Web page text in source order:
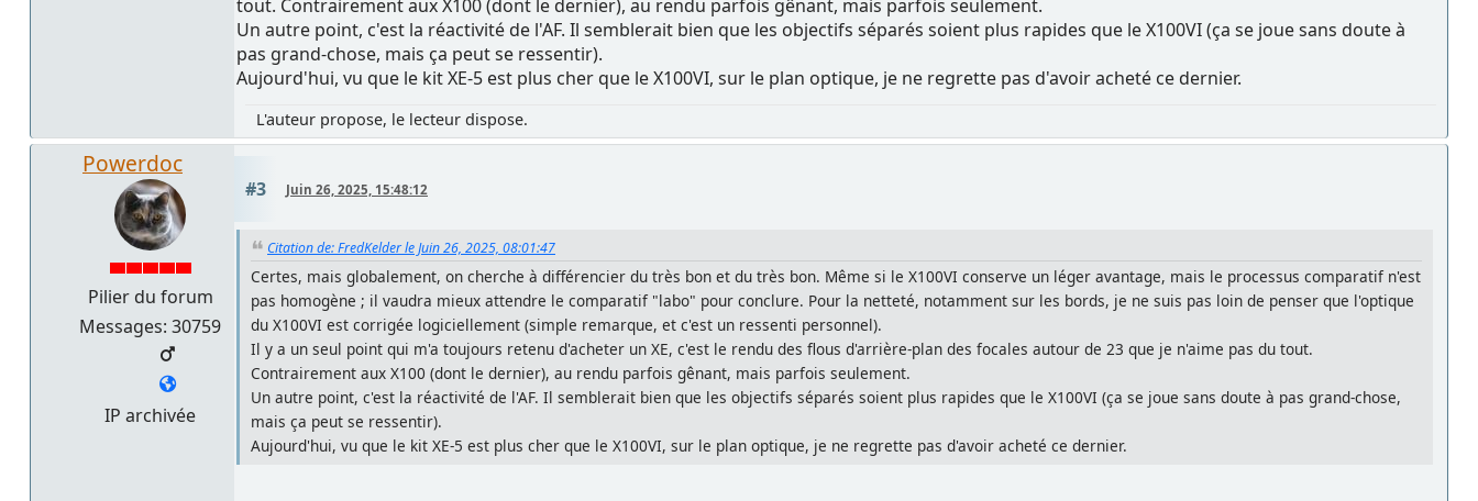
tout. Contrairement aux X100 (dont le dernier), au rendu parfois gênant, mais parfois seulement.
Un autre point, c'est la réactivité de l'AF. Il semblerait bien que les objectifs séparés soient plus rapides que le X100VI (ça se joue sans doute à
pas grand-chose, mais ça peut se ressentir).
Aujourd'hui, vu que le kit XE-5 est plus cher que le X100VI, sur le plan optique, je ne regrette pas d'avoir acheté ce dernier.
L'auteur propose, le lecteur dispose.
Powerdoc
Pilier du forum
Messages: 30759
IP archivée
#3 Juin 26, 2025, 15:48:12
Citation de: FredKelder le Juin 26, 2025, 08:01:47
Certes, mais globalement, on cherche à différencier du très bon et du très bon. Même si le X100VI conserve un léger avantage, mais le processus comparatif n'est
pas homogène ; il vaudra mieux attendre le comparatif "labo" pour conclure. Pour la netteté, notamment sur les bords, je ne suis pas loin de penser que l'optique
du X100VI est corrigée logiciellement (simple remarque, et c'est un ressenti personnel).
Il y a un seul point qui m'a toujours retenu d'acheter un XE, c'est le rendu des flous d'arrière-plan des focales autour de 23 que je n'aime pas du tout.
Contrairement aux X100 (dont le dernier), au rendu parfois gênant, mais parfois seulement.
Un autre point, c'est la réactivité de l'AF. Il semblerait bien que les objectifs séparés soient plus rapides que le X100VI (ça se joue sans doute à pas grand-chose,
mais ça peut se ressentir).
Aujourd'hui, vu que le kit XE-5 est plus cher que le X100VI, sur le plan optique, je ne regrette pas d'avoir acheté ce dernier.